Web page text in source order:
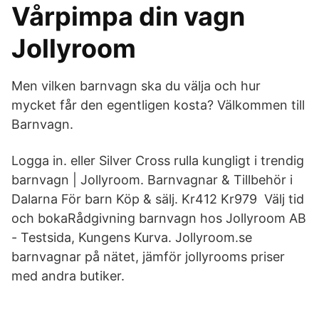
Vårpimpa din vagn
Jollyroom
Men vilken barnvagn ska du välja och hur
mycket får den egentligen kosta? Välkommen till
Barnvagn.
Logga in. eller Silver Cross rulla kungligt i trendig
barnvagn | Jollyroom. Barnvagnar & Tillbehör i
Dalarna För barn Köp & sälj. Kr412 Kr979 Välj tid
och bokaRådgivning barnvagn hos Jollyroom AB
- Testsida, Kungens Kurva. Jollyroom.se
barnvagnar på nätet, jämför jollyrooms priser
med andra butiker.